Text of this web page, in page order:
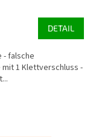
DETAIL
- falsche
mit 1 Klettverschluss -